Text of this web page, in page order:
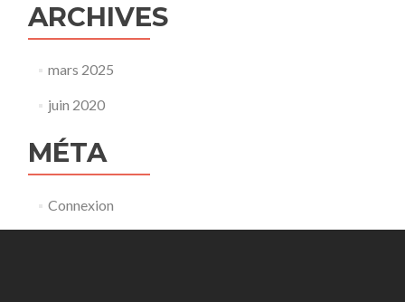
ARCHIVES
mars 2025
juin 2020
MÉTA
Connexion